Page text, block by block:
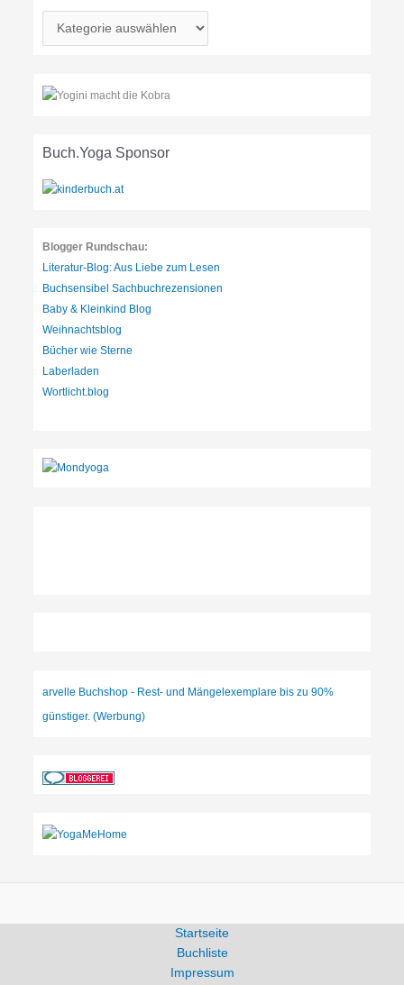
g
e
Buch.Yoga Sponsor
Blogger Rundschau:
Literatur-Blog: Aus Liebe zum Lesen
Buchsensibel Sachbuchrezensionen
Baby & Kleinkind Blog
Weihnachtsblog
Bücher wie Sterne
Laberladen
Wortlicht.blog
arvelle Buchshop - Rest- und Mängelexemplare bis zu 90%
günstiger. (Werbung)
Startseite
Buchliste
Impressum